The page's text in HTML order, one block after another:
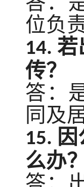
位负
14. 若
传？
答：
同及
15.
么办？